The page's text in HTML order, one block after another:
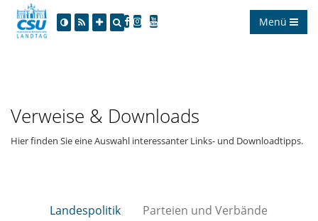
Menü
Verweise & Downloads
Hier finden Sie eine Auswahl interessanter Links- und Downloadtipps.
Landespolitik Parteien und Verbände